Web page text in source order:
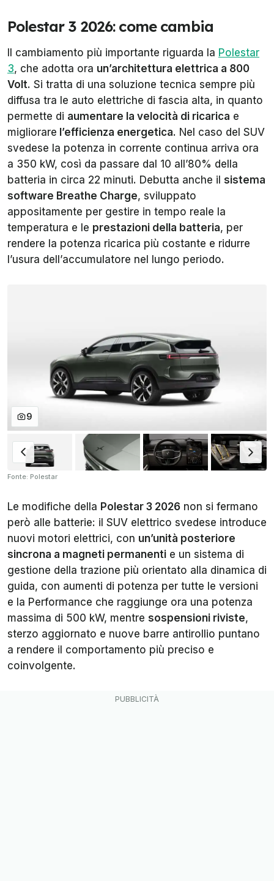
Polestar 3 2026: come cambia
Il cambiamento più importante riguarda la Polestar
3, che adotta ora un’architettura elettrica a 800
Volt. Si tratta di una soluzione tecnica sempre più
diffusa tra le auto elettriche di fascia alta, in quanto
permette di aumentare la velocità di ricarica e
migliorare l’efficienza energetica. Nel caso del SUV
svedese la potenza in corrente continua arriva ora
a 350 kW, così da passare dal 10 all’80% della
batteria in circa 22 minuti. Debutta anche il sistema
software Breathe Charge, sviluppato
appositamente per gestire in tempo reale la
temperatura e le prestazioni della batteria, per
rendere la potenza ricarica più costante e ridurre
l’usura dell’accumulatore nel lungo periodo.
9
Fonte: Polestar
Le modifiche della Polestar 3 2026 non si fermano
però alle batterie: il SUV elettrico svedese introduce
nuovi motori elettrici, con un’unità posteriore
sincrona a magneti permanenti e un sistema di
gestione della trazione più orientato alla dinamica di
guida, con aumenti di potenza per tutte le versioni
e la Performance che raggiunge ora una potenza
massima di 500 kW, mentre sospensioni riviste,
sterzo aggiornato e nuove barre antirollio puntano
a rendere il comportamento più preciso e
coinvolgente.